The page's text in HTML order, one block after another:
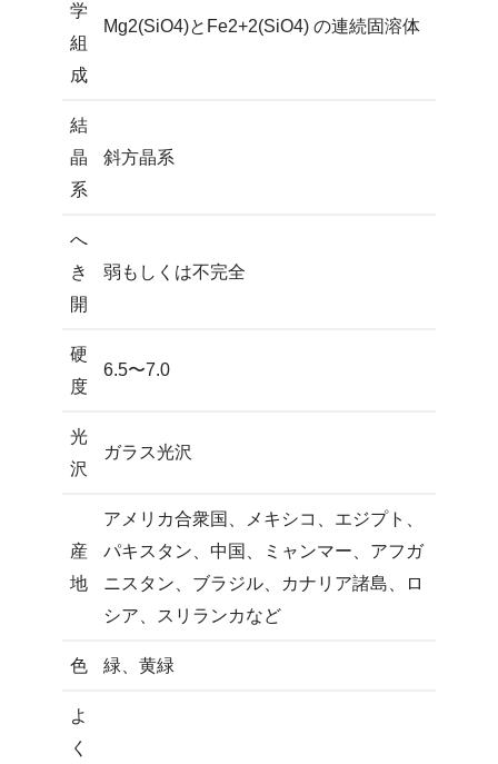
学
組
成
Mg2(SiO4)とFe2+2(SiO4) の連続固溶体
結
晶
系
斜方晶系
へ
き
開
弱もしくは不完全
硬
度
6.5〜7.0
光
沢
ガラス光沢
産
地
アメリカ合衆国、メキシコ、エジプト、
パキスタン、中国、ミャンマー、アフガ
ニスタン、ブラジル、カナリア諸島、ロ
シア、スリランカなど
色 緑、黄緑
よ
く